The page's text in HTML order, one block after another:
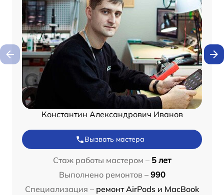
Константин Александрович Иванов
Вызвать мастера
Стаж работы мастером – 5 лет
Выполнено ремонтов – 990
Специализация – ремонт AirPods и MacBook